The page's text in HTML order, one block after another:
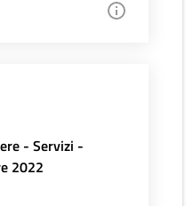
- Servizi -
2022